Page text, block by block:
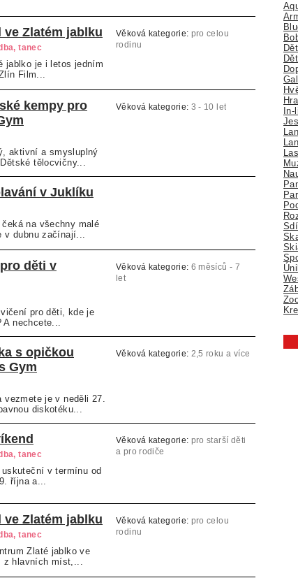
Zlatém jablku
tanec
jablko je i letos jedním
Film...
Věková kategorie: pro celou
rodinu
kempy pro
aktivní a smysluplný
tělocvičny...
Věková kategorie: 3 - 10 let
v Juklíku
na všechny malé
v dubnu začínají...
děti v
pro děti, kde je
A nechcete...
Věková kategorie: 6 měsíců - 7
let
s opičkou
Gym
vezmete je v neděli 27.
diskotéku...
Věková kategorie: 2,5 roku a více
tanec
v termínu od
října a...
Věková kategorie: pro starší děti
a pro rodiče
Zlatém jablku
tanec
Zlaté jablko ve
z hlavních míst,...
Věková kategorie: pro celou
rodinu